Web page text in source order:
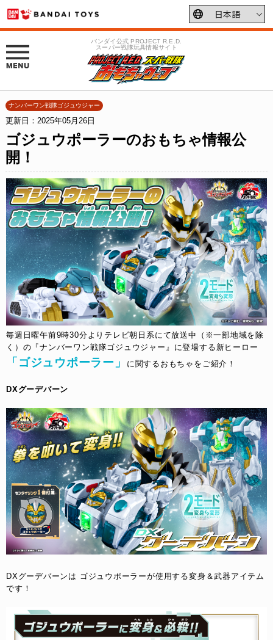
バンダイ公式 PROJECT R.E.D.
スーパー戦隊玩具情報サイト
更新日：2025年05月26日
ナンバーワン戦隊ゴジュウジャー
ゴジュウポーラーのおもちゃ情報公
開！
毎週日曜午前9時30分よりテレビ朝日系にて放送中（※一部地域を除
く）の『ナンバーワン戦隊ゴジュウジャー』に登場する新ヒーロー
「ゴジュウポーラー」 に関するおもちゃをご紹介！​
DXグーデバーン
DXグーデバーンは​ ゴジュウポーラーが使用する変身＆武器アイテム
です！